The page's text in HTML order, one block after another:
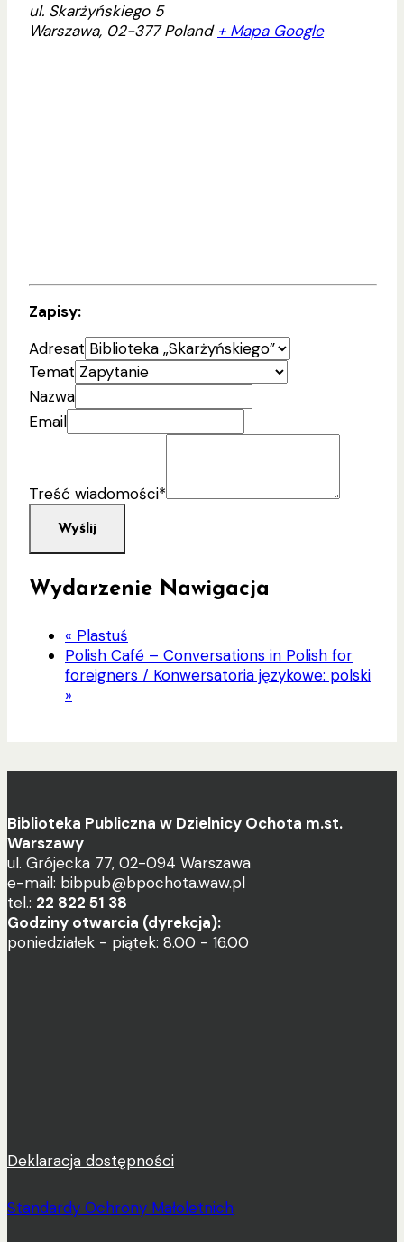
ul. Skarżyńskiego 5
Warszawa, 02-377 Poland + Mapa Google
Zapisy:
Adresat
Temat
Nazwa
Email
Treść wiadomości*
Wyślij
Wydarzenie Nawigacja
« Plastuś
Polish Café – Conversations in Polish for
foreigners / Konwersatoria językowe: polski
»
Biblioteka Publiczna w Dzielnicy Ochota m.st.
Warszawy
ul. Grójecka 77, 02-094 Warszawa
e-mail: bibpub@bpochota.waw.pl
tel.: 22 822 51 38
Godziny otwarcia (dyrekcja):
poniedziałek - piątek: 8.00 - 16.00
Deklaracja dostępności
Standardy Ochrony Małoletnich